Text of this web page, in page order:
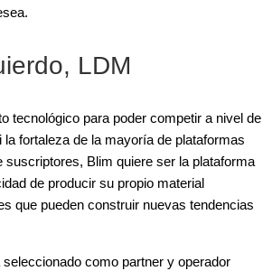
LDM
tecnológico para poder competir a nivel de
fortaleza de la mayoría de plataformas
suscriptores, Blim quiere ser la plataforma
de producir su propio material
que pueden construir nuevas tendencias
como partner y operador